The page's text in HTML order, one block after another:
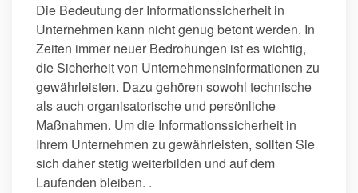
Die Bedeutung der Informationssicherheit in
Unternehmen kann nicht genug betont werden. In
Zeiten immer neuer Bedrohungen ist es wichtig,
die Sicherheit von Unternehmensinformationen zu
gewährleisten. Dazu gehören sowohl technische
als auch organisatorische und persönliche
Maßnahmen. Um die Informationssicherheit in
Ihrem Unternehmen zu gewährleisten, sollten Sie
sich daher stetig weiterbilden und auf dem
Laufenden bleiben. .